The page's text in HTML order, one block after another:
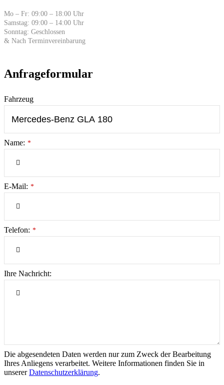
Mo – Fr: 09:00 – 18:00 Uhr
Samstag: 09:00 – 14:00 Uhr
Sonntag: Geschlossen
& Nach Terminvereinbarung
Anfrageformular
Fahrzeug
Name: *
E-Mail: *
Telefon: *
Ihre Nachricht:
Die abgesendeten Daten werden nur zum Zweck der Bearbeitung
Ihres Anliegens verarbeitet. Weitere Informationen finden Sie in
unsererDatenschutzerklärung.